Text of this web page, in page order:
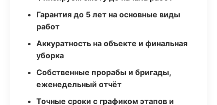
Гарантия до 5 лет на основные виды
работ
Аккуратность на объекте и финальная
уборка
Собственные прорабы и бригады,
еженедельный отчёт
Точные сроки с графиком этапов и